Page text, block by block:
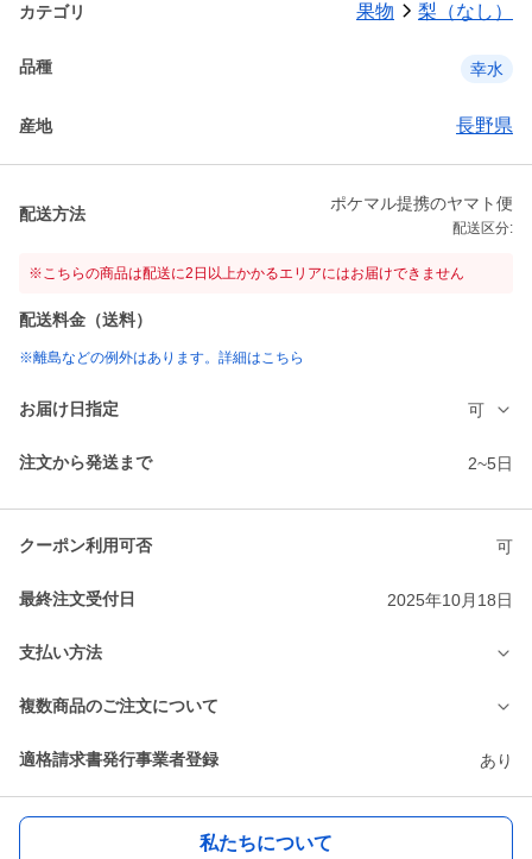
カテゴリ 果物 梨（なし）
品種 幸水
産地 長野県
配送方法
ポケマル提携のヤマト便
配送区分:
※こちらの商品は配送に2日以上かかるエリアにはお届けできません
配送料金（送料）
※離島などの例外はあります。詳細はこちら
お届け日指定 可
注文から発送まで 2~5日
クーポン利用可否 可
最終注文受付日 2025年10月18日
支払い方法
複数商品のご注文について
適格請求書発行事業者登録 あり
私たちについて